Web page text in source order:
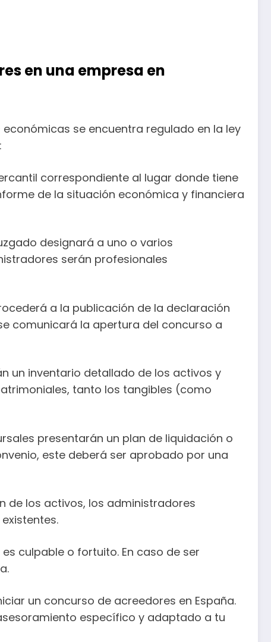
en una empresa en
se encuentra regulado en la ley
correspondiente al lugar donde tiene
de la situación económica y financiera
designará a uno o varios
serán profesionales
a la publicación de la declaración
comunicará la apertura del concurso a
un inventario detallado de los activos y
tanto los tangibles (como
presentarán un plan de liquidación o
este deberá ser aprobado por una
de los activos, los administradores
culpable o fortuito. En caso de ser
un concurso de acreedores en España.
específico y adaptado a tu